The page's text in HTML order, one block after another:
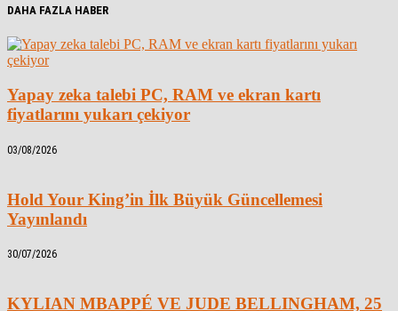
DAHA FAZLA HABER
Yapay zeka talebi PC, RAM ve ekran kartı
fiyatlarını yukarı çekiyor
03/08/2026
Hold Your King’in İlk Büyük Güncellemesi
Yayınlandı
30/07/2026
KYLIAN MBAPPÉ VE JUDE BELLINGHAM, 25